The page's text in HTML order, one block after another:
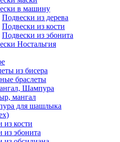
в машину
Подвески из дерева
Подвески из кости
Подвески из эбонита
Ностальгия
из бисера
браслеты
Шампура
мангал
для шашлыка
из кости
из эбонита